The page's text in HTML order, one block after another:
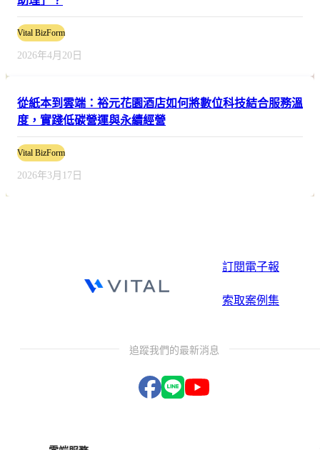
Vital BizForm
2026年4月20日
從紙本到雲端：裕元花園酒店如何將數位科技結合服務溫
度，實踐低碳營運與永續經營
Vital BizForm
2026年3月17日
訂閱電子報
索取案例集
追蹤我們的最新消息